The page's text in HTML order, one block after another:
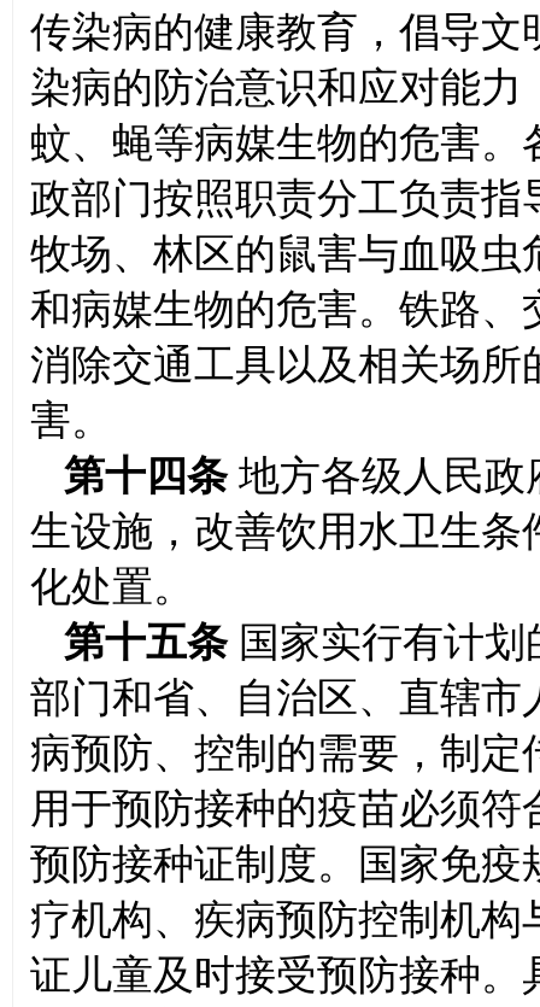
传染病的健康教育，倡导
染病的防治意识和应对能
蚊、蝇等病媒生物的危害
政部门按照职责分工负责
牧场、林区的鼠害与血吸
和病媒生物的危害。铁路
消除交通工具以及相关场
害。
第十四条 地方各级人民
生设施，改善饮用水卫生
化处置。
第十五条 国家实行有计
部门和省、自治区、直辖
病预防、控制的需要，制
用于预防接种的疫苗必须
预防接种证制度。国家免
疗机构、疾病预防控制机
证儿童及时接受预防接种